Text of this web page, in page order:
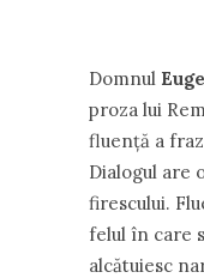
Domnul
proza lui
fluenţă a
Dialogul are
firescului.
felul în care
alcătuiesc